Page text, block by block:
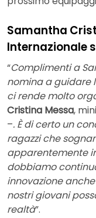
Samantha
Internazionale
“Complimenti a
nomina a guidare
ci rende molto
Cristina Messa,
–. È di certo un
ragazzi che
apparentemente
dobbiamo
innovazione
nostri giovani
realtà”.